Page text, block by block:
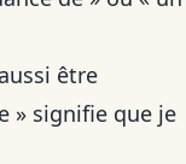
être
» signifie que je